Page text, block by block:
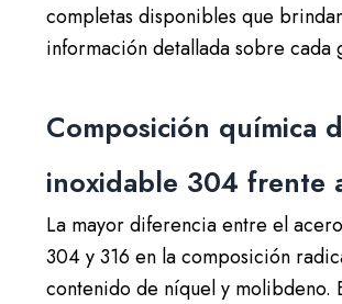
completas disponibles que
información detallada sobre cada
Composición química
inoxidable 304 frente
La mayor diferencia entre el
304 y 316 en la composición
contenido de níquel y molibdeno.